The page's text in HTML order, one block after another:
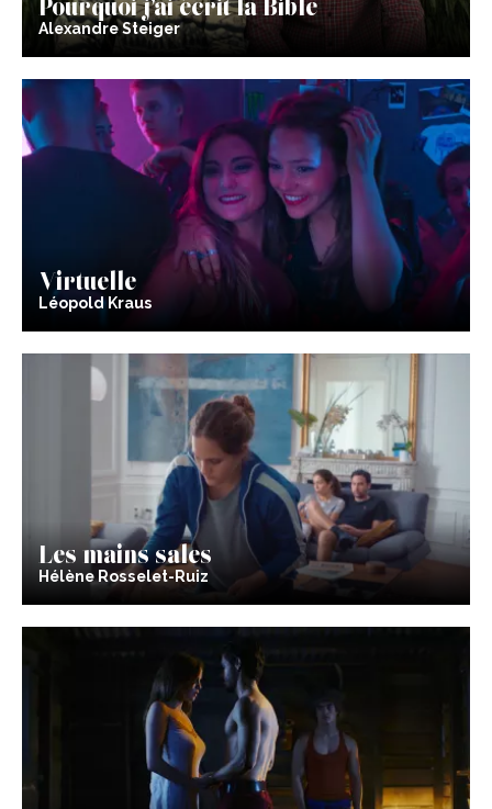
Alexandre Steiger
Virtuelle
Léopold Kraus
Les mains sales
Hélène Rosselet-Ruiz